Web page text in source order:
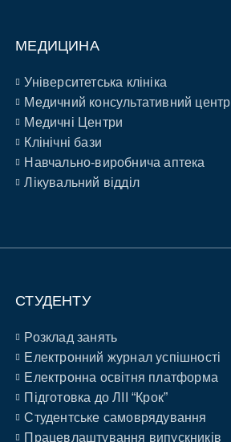
МЕДИЦИНА
Університетська клініка
Медичний консультативний центр
Медичні Центри
Клінічні бази
Навчально-виробнича аптека
Лікувальний відділ
СТУДЕНТУ
Розклад занять
Електронний журнал успішності
Електронна освітня платформа
Підготовка до ЛІІ “Крок”
Студентське самоврядування
Працевлаштування випускників